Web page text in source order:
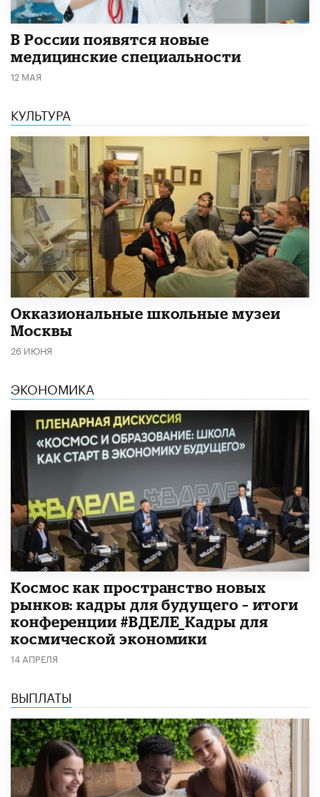
В России появятся новые
медицинские специальности
12 МАЯ
КУЛЬТУРА
​Окказиональные школьные музеи
Москвы
26 ИЮНЯ
ЭКОНОМИКА
Космос как пространство новых
рынков: кадры для будущего – итоги
конференции #ВДЕЛЕ_Кадры для
космической экономики
14 АПРЕЛЯ
ВЫПЛАТЫ